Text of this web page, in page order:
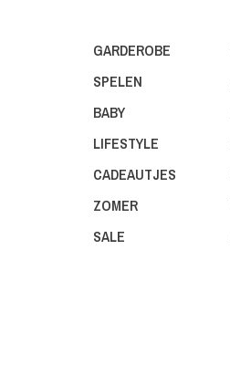
GARDEROBE
SPELEN
BABY
LIFESTYLE
CADEAUTJES
ZOMER
SALE